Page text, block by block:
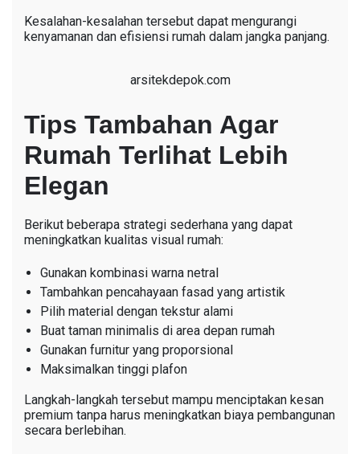
Kesalahan-kesalahan tersebut dapat mengurangi
kenyamanan dan efisiensi rumah dalam jangka panjang.
arsitekdepok.com
Tips Tambahan Agar
Rumah Terlihat Lebih
Elegan
Berikut beberapa strategi sederhana yang dapat
meningkatkan kualitas visual rumah:
Gunakan kombinasi warna netral
Tambahkan pencahayaan fasad yang artistik
Pilih material dengan tekstur alami
Buat taman minimalis di area depan rumah
Gunakan furnitur yang proporsional
Maksimalkan tinggi plafon
Langkah-langkah tersebut mampu menciptakan kesan
premium tanpa harus meningkatkan biaya pembangunan
secara berlebihan.